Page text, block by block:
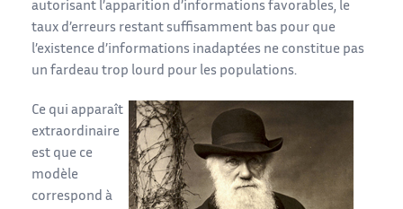
autorisant l’apparition d’informations favorables, le
taux d’erreurs restant suffisamment bas pour que
l’existence d’informations inadaptées ne constitue pas
un fardeau trop lourd pour les populations.
Ce qui apparaît
extraordinaire
est que ce
modèle
correspond à